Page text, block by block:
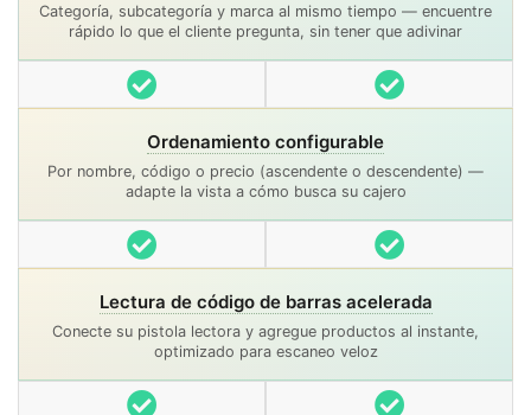
Categoría, subcategoría y marca al mismo tiempo — encuentre
rápido lo que el cliente pregunta, sin tener que adivinar
Incluido Incluido
Ordenamiento configurable
Por nombre, código o precio (ascendente o descendente) —
adapte la vista a cómo busca su cajero
Incluido Incluido
Lectura de código de barras acelerada
Conecte su pistola lectora y agregue productos al instante,
optimizado para escaneo veloz
Incluido Incluido